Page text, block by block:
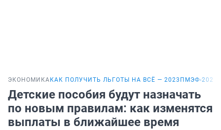
ЭКОНОМИКА КАК ПОЛУЧИТЬ ЛЬГОТЫ НА ВСЁ — 2023 ПМЭФ-2025
Детские пособия будут назначать
по новым правилам: как изменятся
выплаты в ближайшее время